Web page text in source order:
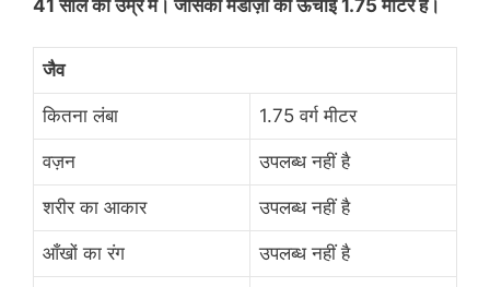
41 साल की उम्र में। जेसिका मेंडोज़ा की ऊंचाई 1.75 मीटर है।
जैव
कितना लंबा 1.75 वर्ग मीटर
वज़न उपलब्ध नहीं है
शरीर का आकार उपलब्ध नहीं है
आँखों का रंग उपलब्ध नहीं है